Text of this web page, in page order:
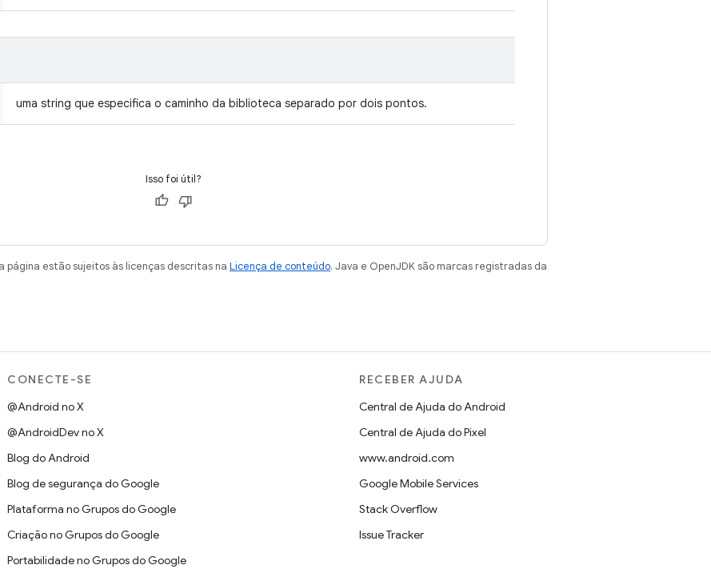
uma string que especifica o caminho da biblioteca separado por dois pontos.
Isso foi útil?
página estão sujeitos às licenças descritas na Licença de conteúdo. Java e OpenJDK são marcas registradas da
CONECTE-SE
@Android no X
@AndroidDev no X
Blog do Android
Blog de segurança do Google
Plataforma no Grupos do Google
Criação no Grupos do Google
Portabilidade no Grupos do Google
RECEBER AJUDA
Central de Ajuda do Android
Central de Ajuda do Pixel
www.android.com
Google Mobile Services
Stack Overflow
Issue Tracker